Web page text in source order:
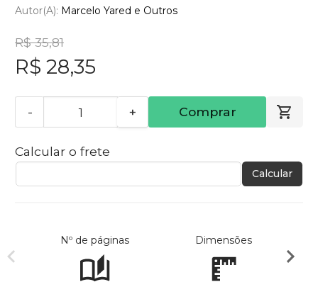
Autor(a): Marcelo Yared e Outros
R$ 35,81
R$ 28,35
- + Comprar
Calcular o frete
Calcular
Nº de páginas Dimensões